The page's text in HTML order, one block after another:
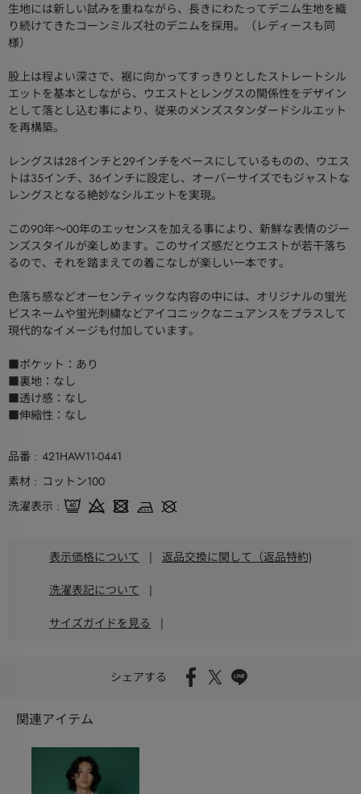
生地には新しい試みを重ねながら、長きにわたってデニム生地を織
り続けてきたコーンミルズ社のデニムを採用。（レディースも同
様）
股上は程よい深さで、裾に向かってすっきりとしたストレートシル
エットを基本としながら、ウエストとレングスの関係性をデザイン
として落とし込む事により、従来のメンズスタンダードシルエット
を再構築。
レングスは28インチと29インチをベースにしているものの、ウエス
トは35インチ、36インチに設定し、オーバーサイズでもジャストな
レングスとなる絶妙なシルエットを実現。
この90年～00年のエッセンスを加える事により、新鮮な表情のジー
ンズスタイルが楽しめます。このサイズ感だとウエストが若干落ち
るので、それを踏まえての着こなしが楽しい一本です。
色落ち感などオーセンティックな内容の中には、オリジナルの蛍光
ピスネームや蛍光刺繍などアイコニックなニュアンスをプラスして
現代的なイメージも付加しています。
■ポケット：あり
■裏地：なし
■透け感：なし
■伸縮性：なし
品番
421HAW11-0441
素材
コットン100
洗濯表示
表示価格について | 返品交換に関して（返品特約)
洗濯表記について |
サイズガイドを見る |
シェアする
関連アイテム